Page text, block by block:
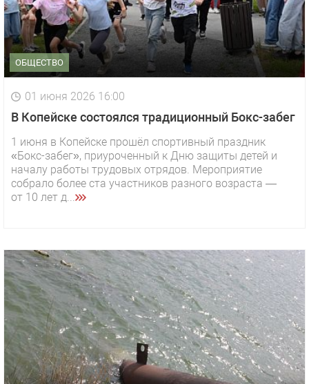
ОБЩЕСТВО
01 июня 2026 16:00
В Копейске состоялся традиционный Бокс-забег
1 июня в Копейске прошёл спортивный праздник
«Бокс-забег», приуроченный к Дню защиты детей и
началу работы трудовых отрядов. Мероприятие
собрало более ста участников разного возраста —
от 10 лет д...